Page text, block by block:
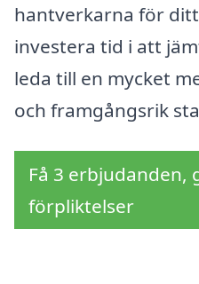
hantverkarna för
investera tid i att
leda till en mycket
och framgångsrik
Få 3 erbjudanden,
förpliktelser